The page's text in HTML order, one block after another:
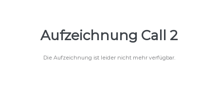
Aufzeichnung Call 2
Die Aufzeichnung ist leider nicht mehr verfügbar.